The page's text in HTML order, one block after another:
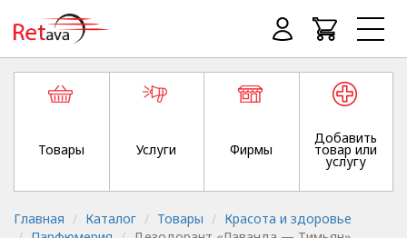
Товары Услуги Фирмы
Добавить
товар или
услугу
Главная Каталог Товары
Красота и здоровье